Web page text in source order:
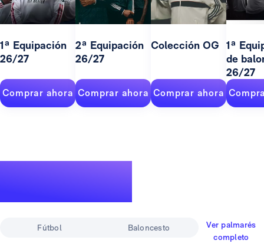
1ª Equipación
26/27
Comprar ahora
2ª Equipación
26/27
Comprar ahora
Colección OG
Comprar ahora
1ª
de
26/27
Fútbol Baloncesto
Ver palmarés
completo